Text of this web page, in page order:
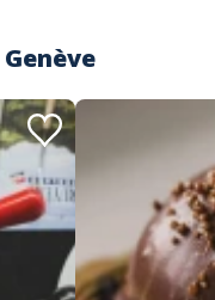
Genève